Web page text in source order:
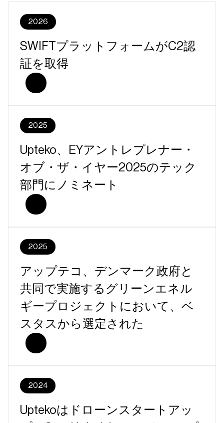
2026
SWIFTプラットフォームがC2認
証を取得
2025
Upteko、EYアントレプレナー・
オブ・ザ・イヤー2025のテック
部門にノミネート
2025
アップテコ、デンマーク政府と
共同で実施するグリーンエネル
ギープロジェクトにおいて、ベ
スタスから選定された
2024
Uptekoはドローンスタートアッ